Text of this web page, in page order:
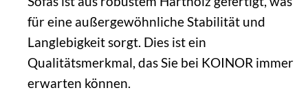
für eine außergewöhnliche Stabilität und
Langlebigkeit sorgt. Dies ist ein
Qualitätsmerkmal, das Sie bei KOINOR immer
erwarten können.